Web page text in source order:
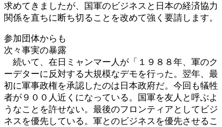
求めてきましたが、国軍のビジネスと日本の経済協力
関係を直ちに断ち切ることを改めて強く要請します。
参加団体からも
次々事実の暴露
続いて、在日ミャンマー人が「１９８８年、軍のク
ーデターに反対する大規模なデモを行った。翌年、最
初に軍事政権を承認したのは日本政府だ。今回も犠牲
者が９００人近くになっている。国軍を友人と呼ぶよ
うなことを許せない。最後のフロンティアとしてビジ
ネスを優先している。軍とのビジネスを優先させるこ